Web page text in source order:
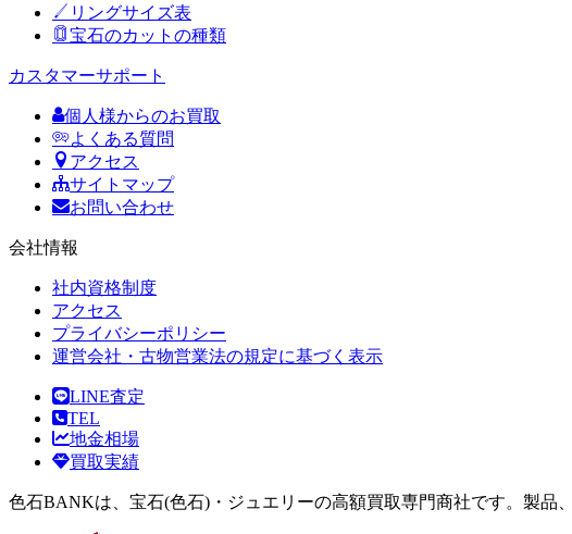
リングサイズ表
宝石のカットの種類
カスタマーサポート
個人様からのお買取
よくある質問
アクセス
サイトマップ
お問い合わせ
会社情報
社内資格制度
アクセス
プライバシーポリシー
運営会社・古物営業法の規定に基づく表示
LINE査定
TEL
地金相場
買取実績
色石BANKは、宝石(色石)・ジュエリーの高額買取専門商社です。製品